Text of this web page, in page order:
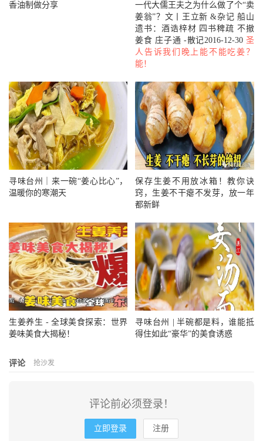
冲入姜汁的碗中，盖上盖子凝固个5~10分钟左右，像孙俪说
的不要搅动也不要挪动，就让它自然凝固，这一步也是影响
4、检查是否凝固，把汤勺放牛奶表面，不下沉即表示凝固
了，姜撞奶的表面也呈现出质地非常光滑细腻的光泽，看来
就很诱人，如果放进冰箱冰镇过后，果冻般的口感会更加强
烈。
【姜撞奶小提示】：
1、姜也一定要选择老姜，那种嫩嫩的小姜不行，也不会凝
固；正宗的广州姜撞奶用的是水牛奶，用水牛奶做出的姜撞
奶口味会更加的好，但是如果没有水牛奶的话，可以用全脂
牛奶来替代。如果不是全脂奶，做出来的姜撞奶不凝固，全
2、牛奶一定要文火煮，大了容易扑出来，煮到咕嘟咕嘟冒
小气泡，70度左右，这个温度凝固更好，如果超过80℃，蛋
白酶就失去活性了，不容易凝固。
3、撞奶过程要求一定要撞进去，盖上盖子，不要搅动也不
要挪动，就让它自然凝固。
4、如果没有凝固，还有一个挽救的办法，把碗放入微波炉
中高火一分钟，或者放入锅里蒸两分钟，静置十分钟开吃，
香油制做分享
一代大儒王夫之为什么做了个“卖
姜翁”？文丨王立新 &杂记 船山
遗书：酒诰梓材 四书稗疏 不撤
姜食 庄子通 -散记2016-12-30 圣
人告诉我们晚上能不能吃姜？
能！
寻味台州｜来一碗“姜心比心”，
温暖你的寒潮天
保存生姜不用放冰箱！教你诀
窍，生姜不干瘪不发芽，放一年
都新鲜
生姜养生 - 全球美食探索：世界
姜味美食大揭秘！
寻味台州 | 半碗都是料，谁能抵
得住如此“豪华”的美食诱惑
评论 抢沙发
评论前必须登录！
立即登录 注册